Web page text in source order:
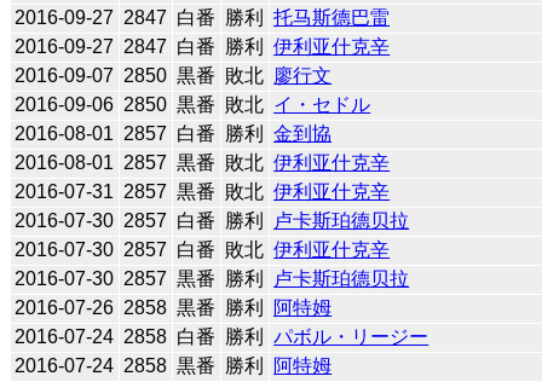
2016-09-27 2847 白番 勝利
托马斯德巴雷
2016-09-27 2847 白番 勝利
伊利亚什克辛
2016-09-07 2850 黒番 敗北
廖行文
2016-09-06 2850 黒番 敗北 イ・セドル
2016-08-01 2857 白番 勝利
金到協
2016-08-01 2857 黒番 敗北 伊利亚什克辛
2016-07-31 2857 黒番 敗北 伊利亚什克辛
2016-07-30 2857 白番 勝利
卢卡斯珀德贝拉
2016-07-30 2857 白番 敗北 伊利亚什克辛
2016-07-30 2857 黒番 勝利
卢卡斯珀德贝拉
2016-07-26 2858 黒番 勝利
阿特姆
2016-07-24 2858 白番 勝利
パボル・リージー
2016-07-24 2858 黒番 勝利
阿特姆